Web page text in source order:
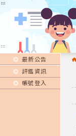
:::
:::
最新公告
評鑑資訊
帳號登入
:::